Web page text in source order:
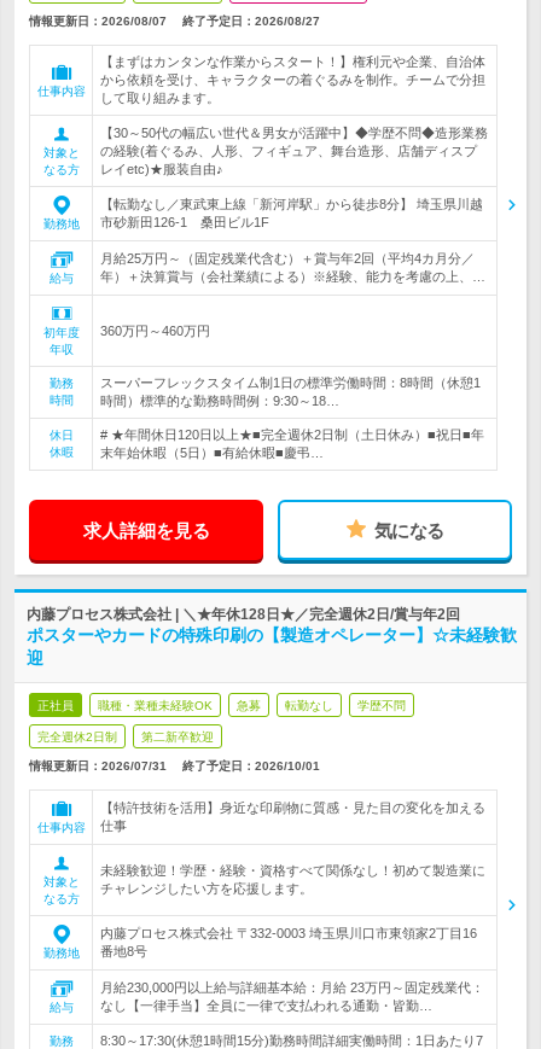
情報更新日：2026/08/07 終了予定日： 2026/08/27
仕事内容
【まずはカンタンな作業からスタート！】権利元や企業、自治体
から依頼を受け、キャラクターの着ぐるみを制作。チームで分担
して取り組みます。
対象と
なる方
【30～50代の幅広い世代＆男女が活躍中】◆学歴不問◆造形業務
の経験(着ぐるみ、人形、フィギュア、舞台造形、店舗ディスプ
レイetc)★服装自由♪
勤務地
【転勤なし／東武東上線「新河岸駅」から徒歩8分】 埼玉県川越
市砂新田126‐1 桑田ビル1F
給与
月給25万円～（固定残業代含む）＋賞与年2回（平均4カ月分／
年）＋決算賞与（会社業績による）※経験、能力を考慮の上、…
初年度
年収
360万円～460万円
勤務
時間
スーパーフレックスタイム制1日の標準労働時間：8時間（休憩1
時間）標準的な勤務時間例：9:30～18…
休日
休暇
# ★年間休日120日以上★■完全週休2日制（土日休み）■祝日■年
末年始休暇（5日）■有給休暇■慶弔…
求人詳細を見る 気になる
内藤プロセス株式会社 | ＼★年休128日★／完全週休2日/賞与年2回
ポスターやカードの特殊印刷の【製造オペレーター】☆未経験歓
迎
正社員 職種・業種未経験OK 急募 転勤なし 学歴不問
完全週休2日制 第二新卒歓迎
情報更新日：2026/07/31 終了予定日： 2026/10/01
仕事内容
【特許技術を活用】身近な印刷物に質感・見た目の変化を加える
仕事
対象と
なる方
未経験歓迎！学歴・経験・資格すべて関係なし！初めて製造業に
チャレンジしたい方を応援します。
勤務地
内藤プロセス株式会社 〒332-0003 埼玉県川口市東領家2丁目16
番地8号
給与
月給230,000円以上給与詳細基本給：月給 23万円～固定残業代：
なし【一律手当】全員に一律で支払われる通勤・皆勤…
勤務
8:30～17:30(休憩1時間15分)勤務時間詳細実働時間：1日あたり7